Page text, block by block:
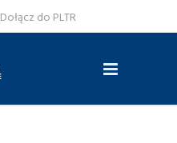
Dołącz do PLTR